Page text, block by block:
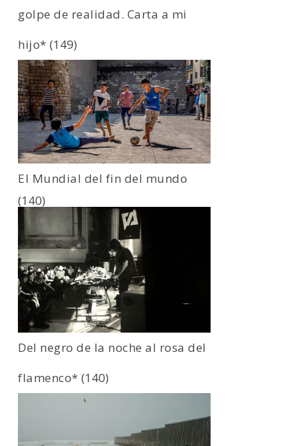
golpe de realidad. Carta a mi
hijo* (149)
El Mundial del fin del mundo
(140)
Del negro de la noche al rosa del
flamenco* (140)